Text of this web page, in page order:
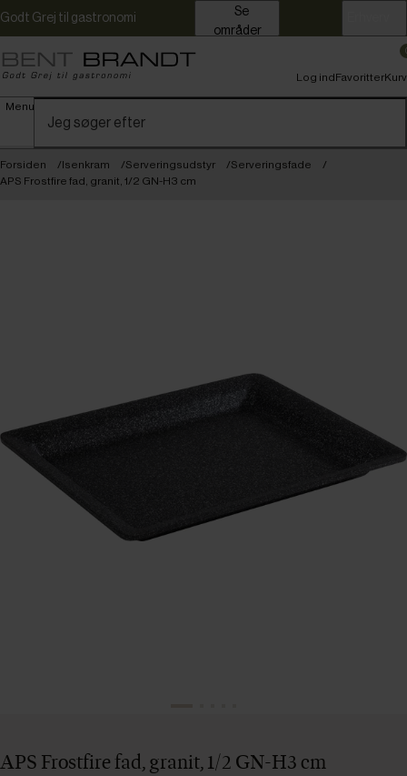
Godt Grej til gastronomi
områder
Menu
Log indFavoritterKurv
Forsiden Isenkram Serveringsudstyr
Serveringsfade
APS Frostfire fad, granit, 1/2 GN-H3 cm
APS Frostfire fad, granit, 1/2 GN-H3 cm